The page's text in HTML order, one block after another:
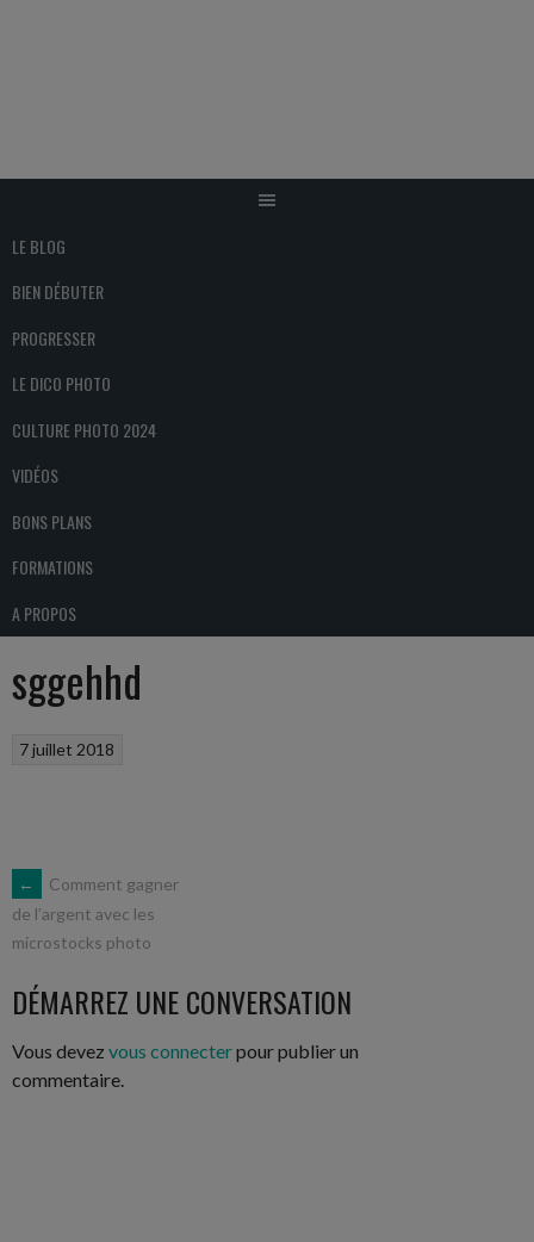
LE BLOG
BIEN DÉBUTER
PROGRESSER
LE DICO PHOTO
CULTURE PHOTO 2024
VIDÉOS
BONS PLANS
FORMATIONS
A PROPOS
sggehhd
7 juillet 2018
NAVIGATION
DES
ARTICLES
←
Comment gagner
de l’argent avec les
microstocks photo
DÉMARREZ UNE CONVERSATION
Vous devez vous connecterpour publier un
commentaire.